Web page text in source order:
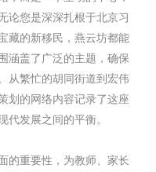
论您是深深扎根于北京习
藏的新移民，燕云坊都能
涵盖了广泛的主题，确保
从繁忙的胡同街道到宏伟
划的网络内容记录了这座
发展之间的平衡。
的重要性，为教师、家长